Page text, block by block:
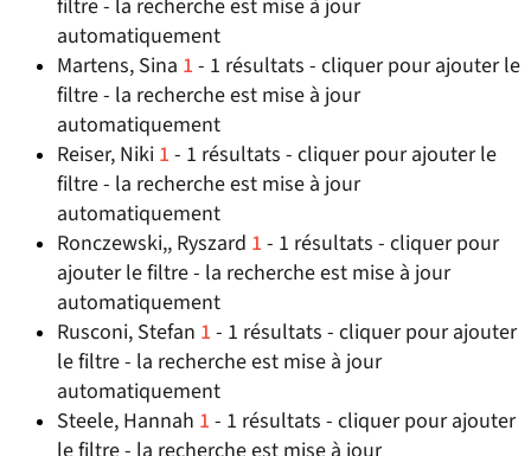
filtre - la recherche est mise à jour
automatiquement
Martens, Sina 1 - 1 résultats - cliquer pour ajouter le
filtre - la recherche est mise à jour
automatiquement
Reiser, Niki 1 - 1 résultats - cliquer pour ajouter le
filtre - la recherche est mise à jour
automatiquement
Ronczewski,, Ryszard 1 - 1 résultats - cliquer pour
ajouter le filtre - la recherche est mise à jour
automatiquement
Rusconi, Stefan 1 - 1 résultats - cliquer pour ajouter
le filtre - la recherche est mise à jour
automatiquement
Steele, Hannah 1 - 1 résultats - cliquer pour ajouter
le filtre - la recherche est mise à jour